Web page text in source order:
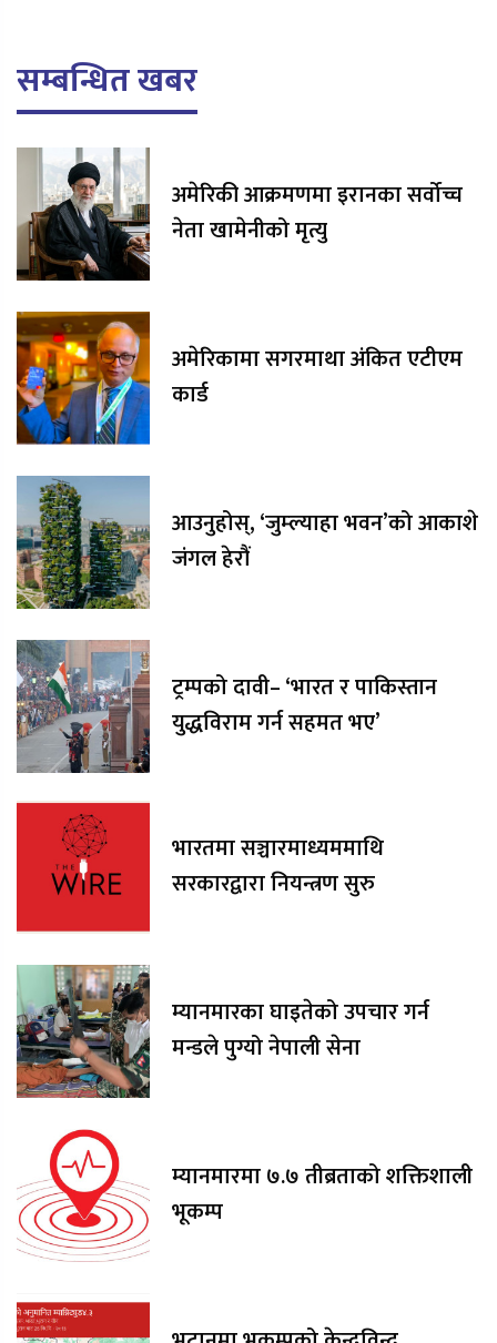
सम्बन्धित खबर
अमेरिकी आक्रमणमा इरानका सर्वोच्च
नेता खामेनीको मृत्यु
अमेरिकामा सगरमाथा अंकित एटीएम
कार्ड
आउनुहोस्, ‘जुम्ल्याहा भवन’को आकाशे
जंगल हेरौं
ट्रम्पको दावी– ‘भारत र पाकिस्तान
युद्धविराम गर्न सहमत भए’
भारतमा सञ्चारमाध्यममाथि
सरकारद्वारा नियन्त्रण सुरु
म्यानमारका घाइतेको उपचार गर्न
मन्डले पुग्यो नेपाली सेना
म्यानमारमा ७.७ तीब्रताको शक्तिशाली
भूकम्प